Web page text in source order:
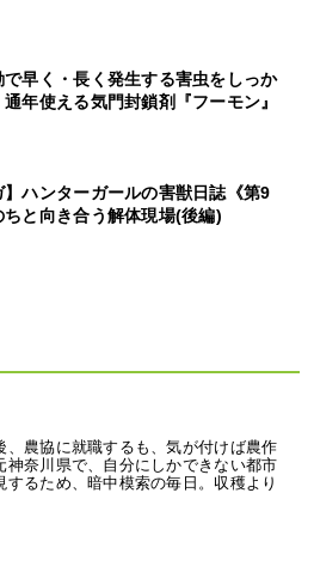
で早く・長く発生する害虫をしっか
通年使える気門封鎖剤『フーモン』
】ハンターガールの害獣日誌《第9
ちと向き合う解体現場(後編)
、農協に就職するも、気が付けば農作
神奈川県で、自分にしかできない都市
するため、暗中模索の毎日。収穫より